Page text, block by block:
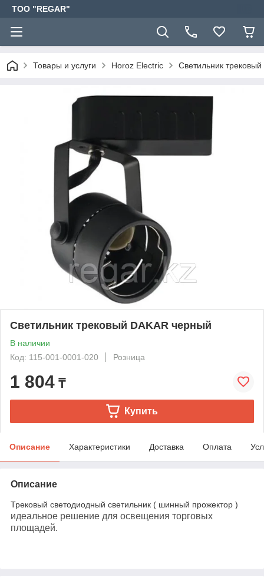
TOO "REGAR"
Товары и услуги Horoz Electric Светильник
Светильник трековый DAKAR черный
В наличии
Код: 115-001-0001-020
Розница
1 804 ₸
Купить
Описание Характеристики Доставка Оплата
Описание
Трековый светодиодный светильник ( шинный прожектор )
идеальное решение для освещения торговых
площадей.